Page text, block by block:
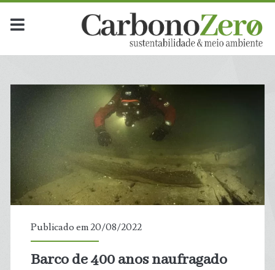
Publicado em 20/08/2022
Barco de 400 anos naufragado